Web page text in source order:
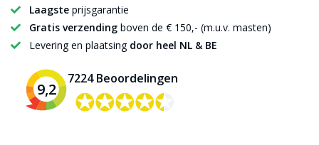
Laagste prijsgarantie
Gratis verzending boven de € 150,- (m.u.v. masten)
Levering en plaatsing door heel NL & BE
9,2
7224 Beoordelingen
✪✪✪✪✪
✪✪✪✪✪